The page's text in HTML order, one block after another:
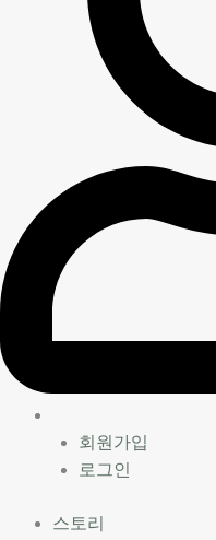
회원가입
로그인
스토리